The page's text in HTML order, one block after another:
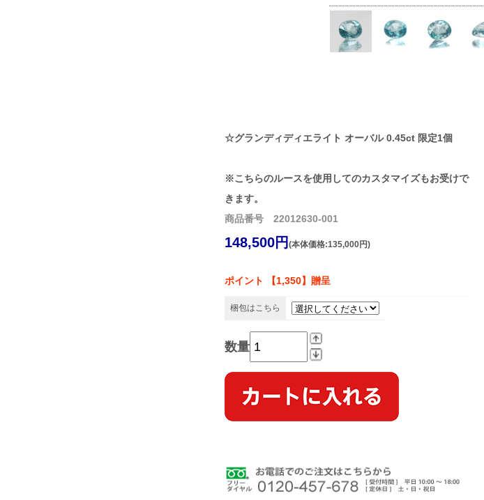
☆グランディディエライト オーバル 0.45ct 限定1個
※こちらのルースを使用してのカスタマイズもお受けで
きます。
商品番号 22012630-001
148,500円 (本体価格:135,000円)
ポイント 【1,350】贈呈
梱包はこちら
数量